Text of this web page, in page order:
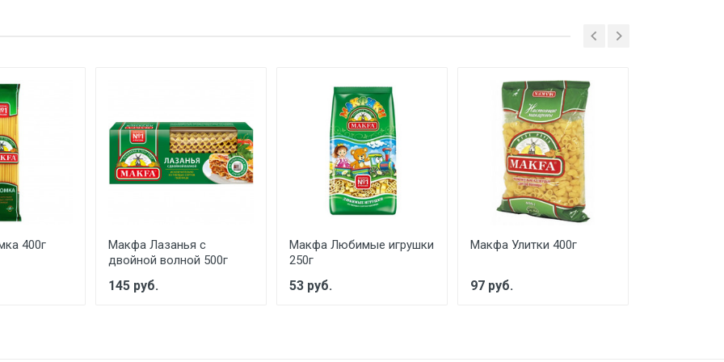
400г
Макфа Лазанья с
двойной волной 500г
145 руб.
Макфа Любимые игрушки
250г
53 руб.
Макфа Улитки 400г
97 руб.